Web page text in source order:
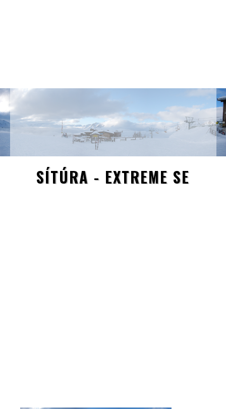
SÍTÚRA - EXTREME SE